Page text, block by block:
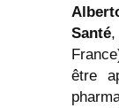
Santé
être